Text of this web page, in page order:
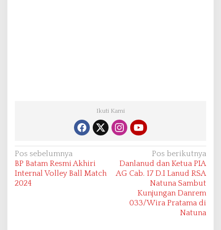
Ikuti Kami
N
a
v
Pos sebelumnya
BP Batam Resmi Akhiri
Internal Volley Ball Match
2024
Pos berikutnya
Danlanud dan Ketua PIA
AG Cab. 17 D.I Lanud RSA
Natuna Sambut
Kunjungan Danrem
033/Wira Pratama di
Natuna